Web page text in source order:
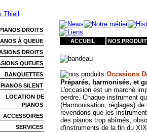
DROITS
À QUEUE
DROITS
QUEUES
BANQUETTES
PIANOS SILENT
LOCATION DE
PIANOS
ACCESSOIRES
SERVICES
ACCUEIL NOS
Occasions
Préparés, harmonisés, et
L'occasion est un marché
perdre. Chaque instrument
(Harmonisation, réglages)
revendons que les
des pianos trop abîmés,
d'instruments de la fin du